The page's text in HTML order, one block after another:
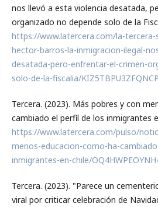
nos llevó a esta violencia desatada,
organizado no depende solo de la
https://www.latercera.com/la-
hector-barros-la-inmigracion-ilegal-
desatada-pero-enfrentar-el-crimen-
solo-de-la-fiscalia/
Tercera. (2023). Más pobres y con
cambiado el perfil de los inmigrantes
https://www.latercera.com/pulso/
menos-educacion-como-ha-
inmigrantes-en-chile/
Tercera. (2023). "Parece un
viral por criticar celebración de